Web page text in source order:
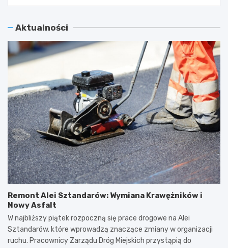
Aktualności
Remont Alei Sztandarów: Wymiana Krawężników i
Nowy Asfalt
W najbliższy piątek rozpoczną się prace drogowe na Alei
Sztandarów, które wprowadzą znaczące zmiany w organizacji
ruchu. Pracownicy Zarządu Dróg Miejskich przystąpią do